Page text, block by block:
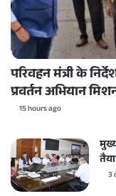
परिवहन मंत्री के
प्रवर्तन अभियान
15 hours ago
3